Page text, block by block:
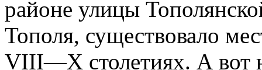
районе улицы
Тополя, существовало
VIII—X столетиях. А вот